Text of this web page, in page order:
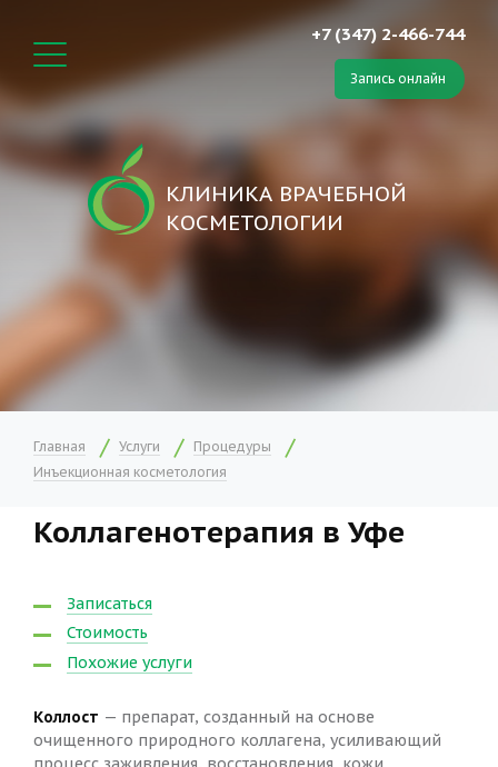
+7 (347) 2-466-744
Запись онлайн
КЛИНИКА ВРАЧЕБНОЙ
КОСМЕТОЛОГИИ
Главная Услуги
Процедуры
Инъекционная косметология
Коллагенотерапия в Уфе
Записаться
Стоимость
Похожие услуги
Коллост — препарат, созданный на основе
очищенного природного коллагена, усиливающий